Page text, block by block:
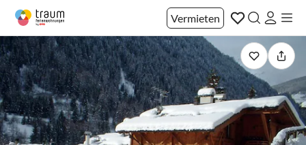
Vermieten